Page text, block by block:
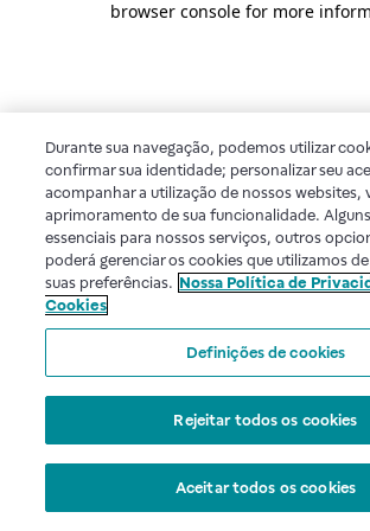
browser console for more
Durante sua navegação, podemos utilizar
confirmar sua identidade; personalizar seu
acompanhar a utilização de nossos websites,
aprimoramento de sua funcionalidade.
essenciais para nossos serviços, outros
poderá gerenciar os cookies que utilizamos
suas preferências. Nossa Política de
Cookies
Definições de cookies
Rejeitar todos os cookies
Aceitar todos os cookies